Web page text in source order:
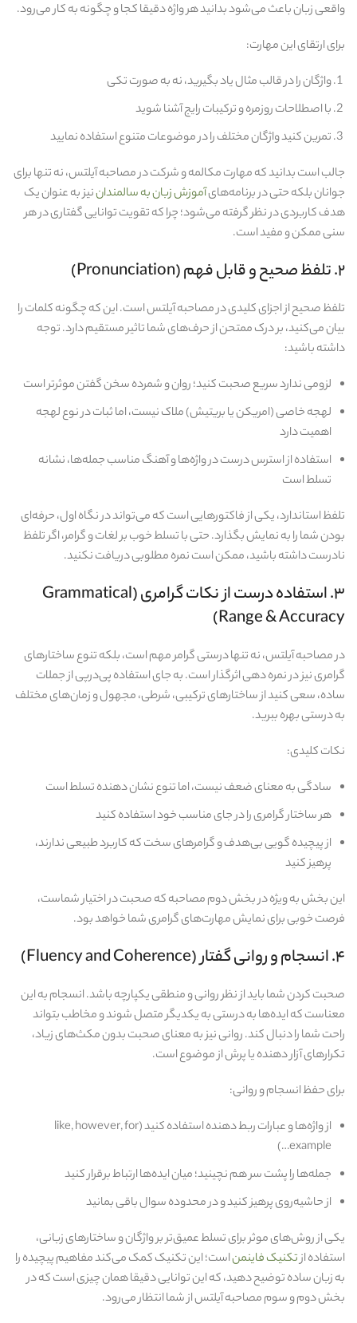
واقعی زبان باعث می‌شود بدانید هر واژه دقیقا کجا و چگونه به‌ کار می‌رود.
برای ارتقای این مهارت:
واژگان را در قالب مثال یاد بگیرید، نه به‌ صورت تکی
با اصطلاحات روزمره و ترکیبات رایج آشنا شوید
تمرین کنید واژگان مختلف را در موضوعات متنوع استفاده نمایید
جالب است بدانید که مهارت مکالمه و شرکت در مصاحبه آیلتس، نه تنها برای
جوانان بلکه حتی در برنامه‌هایآموزش زبان به سالمنداننیز به عنوان یک
هدف کاربردی در نظر گرفته می‌شود؛ چرا که تقویت توانایی گفتاری در هر
سنی ممکن و مفید است.
۲. تلفظ صحیح و قابل فهم (Pronunciation)
تلفظ صحیح از اجزای کلیدی در مصاحبه آیلتس است. این که چگونه کلمات را
بیان می‌کنید، بر درک ممتحن از حرف‌های شما تاثیر مستقیم دارد. توجه
داشته باشید:
لزومی ندارد سریع صحبت کنید؛ روان و شمرده سخن گفتن موثرتر است
لهجه خاصی (امریکن یا بریتیش) ملاک نیست، اما ثبات در نوع لهجه
اهمیت دارد
استفاده از استرس درست در واژه‌ها و آهنگ مناسب جمله‌ها، نشانه
تسلط است
تلفظ استاندارد، یکی از فاکتورهایی است که می‌تواند در نگاه اول، حرفه‌ای
بودن شما را به‌ نمایش بگذارد. حتی با تسلط خوب بر لغات و گرامر، اگر تلفظ
نادرست داشته باشید، ممکن است نمره مطلوبی دریافت نکنید.
۳. استفاده درست از نکات گرامری (Grammatical
Range & Accuracy)
در مصاحبه آیلتس، نه تنها درستی گرامر مهم است، بلکه تنوع ساختارهای
گرامری نیز در نمره‌ دهی اثرگذار است. به‌ جای استفاده پی‌در‌پی از جملات
ساده، سعی کنید از ساختارهای ترکیبی، شرطی، مجهول و زمان‌های مختلف
به‌ درستی بهره ببرید.
نکات کلیدی:
سادگی به معنای ضعف نیست، اما تنوع نشان‌ دهنده تسلط است
هر ساختار گرامری را در جای مناسب خود استفاده کنید
از پیچیده‌ گویی بی‌هدف و گرامرهای سخت که کاربرد طبیعی ندارند،
پرهیز کنید
این بخش به‌ ویژه در بخش دوم مصاحبه که صحبت در اختیار شماست،
فرصت خوبی برای نمایش مهارت‌های گرامری شما خواهد بود.
۴. انسجام و روانی گفتار (Fluency and Coherence)
صحبت کردن شما باید از نظر روانی و منطقی یکپارچه باشد. انسجام به این
معناست که ایده‌ها به‌ درستی به یکدیگر متصل شوند و مخاطب بتواند
راحت شما را دنبال کند. روانی نیز به معنای صحبت بدون مکث‌های زیاد،
تکرارهای آزار دهنده یا پرش از موضوع است.
برای حفظ انسجام و روانی:
از واژه‌ها و عبارات ربط‌ دهنده استفاده کنید (like, however, for
example…)
جمله‌ها را پشت سر هم نچینید؛ میان ایده‌ها ارتباط برقرار کنید
از حاشیه‌روی پرهیز کنید و در محدوده سوال باقی بمانید
یکی از روش‌های موثر برای تسلط عمیق‌تر بر واژگان و ساختارهای زبانی،
استفاده ازتکنیک فاینمناست؛ این تکنیک کمک می‌کند مفاهیم پیچیده را
به زبان ساده توضیح دهید، که این توانایی دقیقا همان چیزی‌ است که در
بخش دوم و سوم مصاحبه آیلتس از شما انتظار می‌رود.